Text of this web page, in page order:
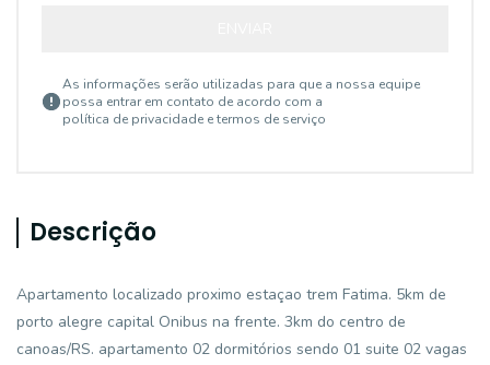
As informações serão utilizadas para que a nossa equipe
possa entrar em contato de acordo com a
política de privacidade e termos de serviço
Descrição
Apartamento localizado proximo estaçao trem Fatima. 5km de
porto alegre capital Onibus na frente. 3km do centro de
canoas/RS. apartamento 02 dormitórios sendo 01 suite 02 vagas